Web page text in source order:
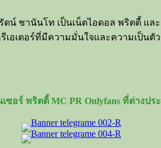
น์ ชานันโท เป็นเน็ตไอดอล พริตตี้ แ
อเตอร์ที่มีความมั่นใจและความเป็
อร์ พริตตี้ MC PR Onlyfans ที่ต่าง